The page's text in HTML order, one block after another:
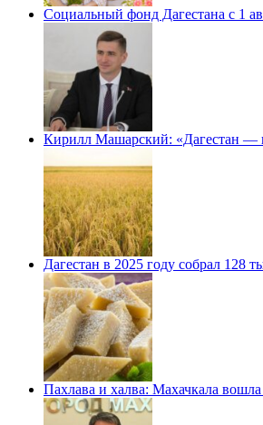
Социальный фонд Дагестана с 1
Кирилл Машарский: «Дагестан —
Дагестан в 2025 году собрал 128
Пахлава и халва: Махачкала